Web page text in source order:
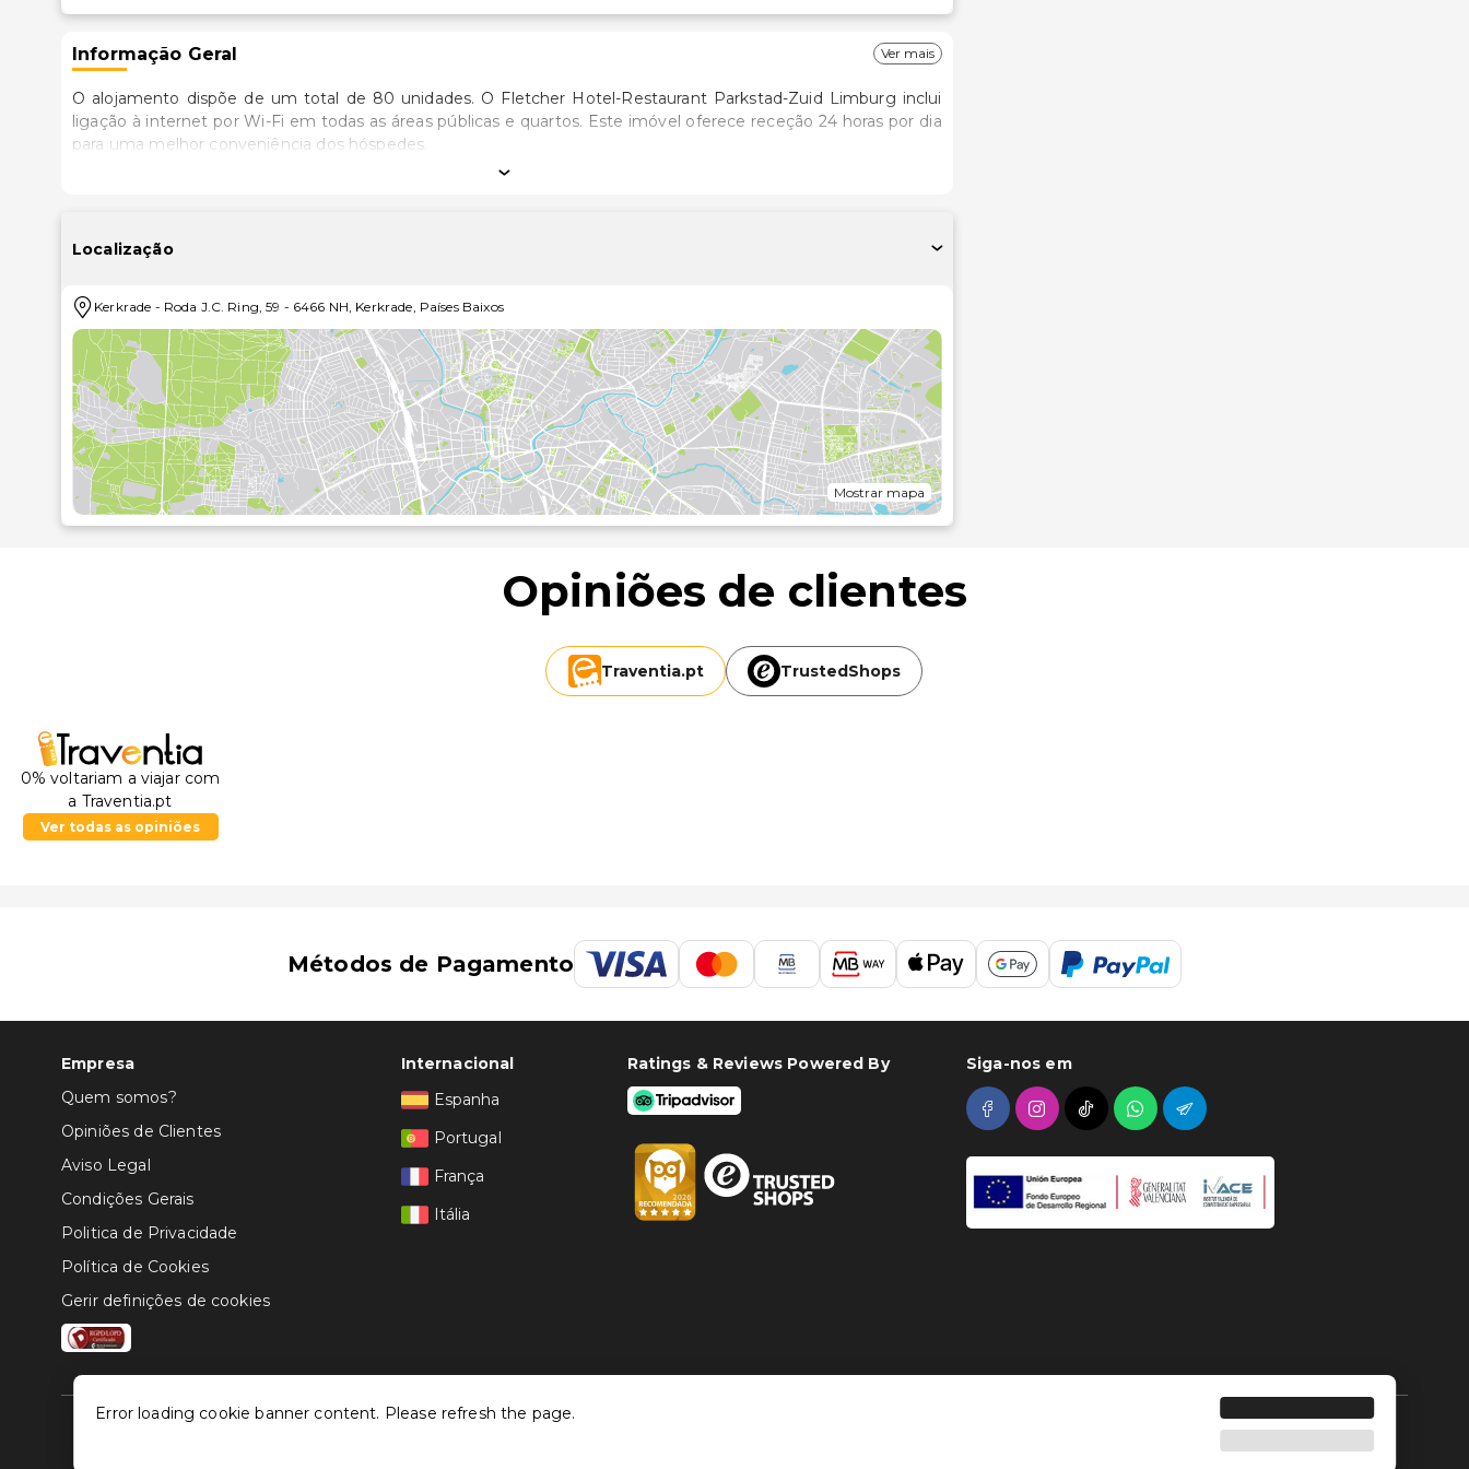
Informação Geral Ver mais
O alojamento dispõe de um total de 80 unidades. O Fletcher Hotel-Restaurant Parkstad-Zuid Limburg inclui
ligação à internet por Wi-Fi em todas as áreas públicas e quartos. Este imóvel oferece receção 24 horas por dia
para uma melhor conveniência dos hóspedes.
Localização
Kerkrade - Roda J.C. Ring, 59 - 6466 NH, Kerkrade, Países Baixos
Mostrar mapa
Opiniões de clientes
Traventia.pt TrustedShops
0% voltariam a viajar com
a Traventia.pt
Ver todas as opiniões
Métodos de Pagamento
Empresa
Quem somos?
Opiniões de Clientes
Aviso Legal
Condições Gerais
Politica de Privacidade
Política de Cookies
Gerir definições de cookies
Internacional
Espanha
Portugal
França
Itália
Ratings & Reviews Powered By Siga-nos em
Error loading cookie banner content. Please refresh the page.